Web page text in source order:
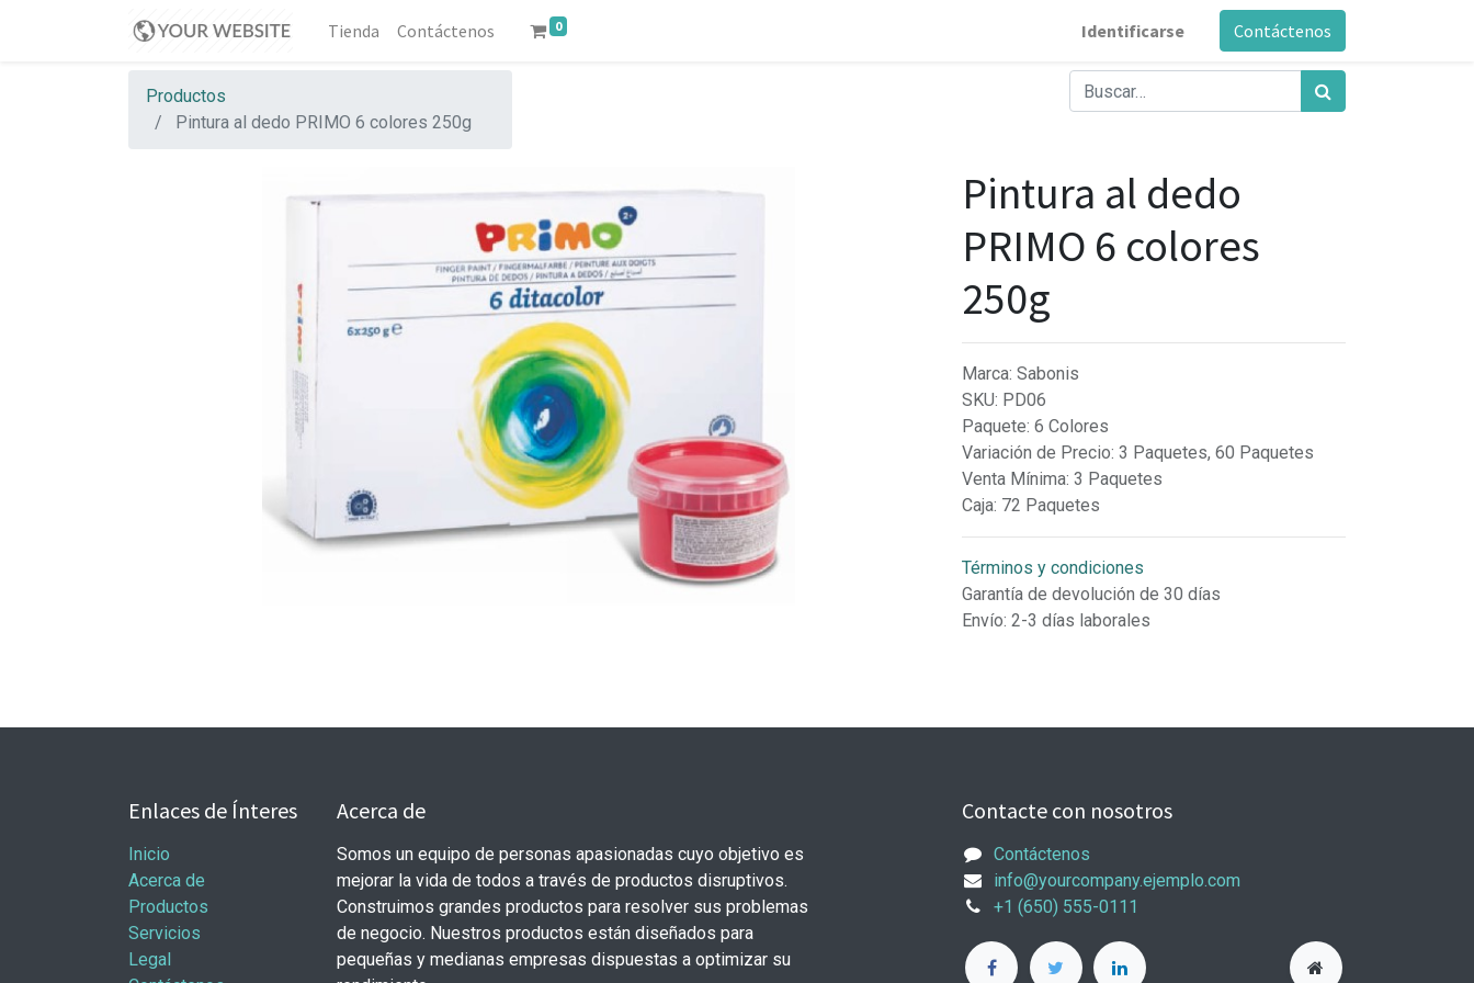
Tienda Contáctenos 0 Identificarse Contáctenos
Productos
Pintura al dedo PRIMO 6 colores 250g
Pintura al dedo
PRIMO 6 colores
250g
Marca: Sabonis
SKU: PD06
Paquete: 6 Colores
Variación de Precio: 3 Paquetes, 60 Paquetes
Venta Mínima: 3 Paquetes
Caja: 72 Paquetes
Términos y condiciones
Garantía de devolución de 30 días
Envío: 2-3 días laborales
Enlaces de Ínteres
Inicio
Acerca de
Productos
Servicios
Legal
Acerca de
Somos un equipo de personas apasionadas cuyo objetivo es
mejorar la vida de todos a través de productos disruptivos.
Construimos grandes productos para resolver sus problemas
de negocio. Nuestros productos están diseñados para
pequeñas y medianas empresas dispuestas a optimizar su
Contacte con nosotros
Contáctenos
info@yourcompany.ejemplo.com
+1 (650) 555-0111